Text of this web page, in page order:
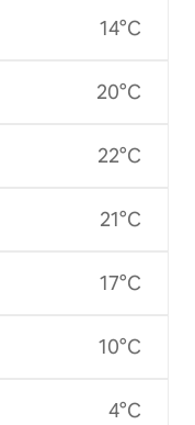
14°C
20°C
22°C
21°C
17°C
10°C
4°C